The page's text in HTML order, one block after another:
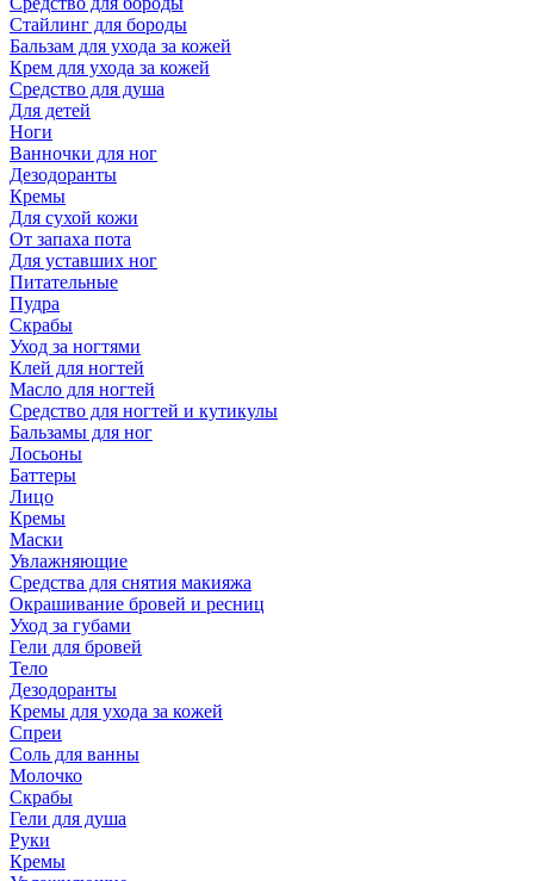
Стайлинг для бороды
Бальзам для ухода за кожей
Крем для ухода за кожей
Средство для душа
Для детей
Ноги
Ванночки для ног
Дезодоранты
Кремы
Для сухой кожи
От запаха пота
Для уставших ног
Питательные
Пудра
Скрабы
Уход за ногтями
Клей для ногтей
Масло для ногтей
Средство для ногтей и кутикулы
Бальзамы для ног
Лосьоны
Баттеры
Лицо
Кремы
Маски
Увлажняющие
Средства для снятия макияжа
Окрашивание бровей и ресниц
Уход за губами
Гели для бровей
Тело
Дезодоранты
Кремы для ухода за кожей
Спреи
Соль для ванны
Молочко
Скрабы
Гели для душа
Руки
Кремы